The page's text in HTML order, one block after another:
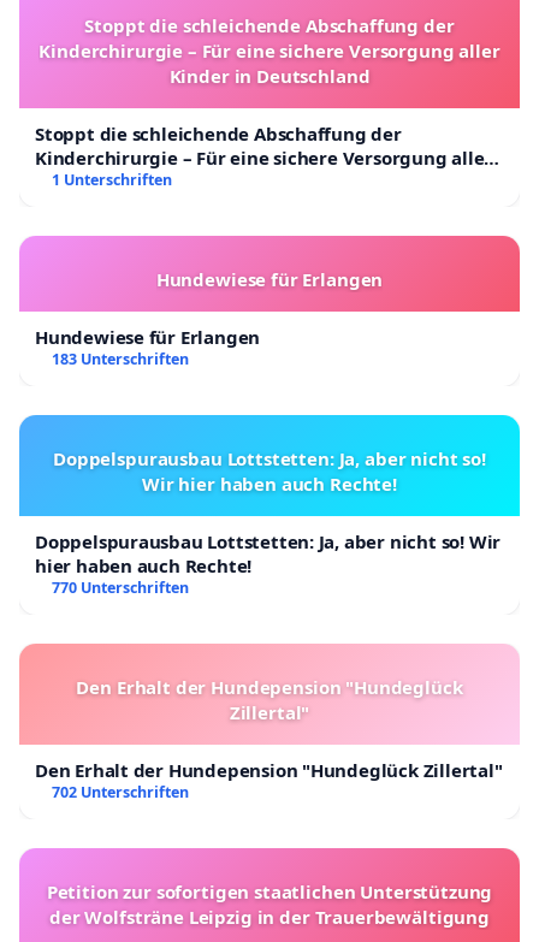
Stoppt die schleichende Abschaffung der
Kinderchirurgie – Für eine sichere Versorgung aller
Kinder in Deutschland
Stoppt die schleichende Abschaffung der
Kinderchirurgie – Für eine sichere Versorgung aller
Kinder in Deutschland
1 Unterschriften
Hundewiese für Erlangen
Hundewiese für Erlangen
183 Unterschriften
Doppelspurausbau Lottstetten: Ja, aber nicht so!
Wir hier haben auch Rechte!
Doppelspurausbau Lottstetten: Ja, aber nicht so! Wir
hier haben auch Rechte!
770 Unterschriften
Den Erhalt der Hundepension "Hundeglück
Zillertal"
Den Erhalt der Hundepension "Hundeglück Zillertal"
702 Unterschriften
Petition zur sofortigen staatlichen Unterstützung
der Wolfsträne Leipzig in der Trauerbewältigung